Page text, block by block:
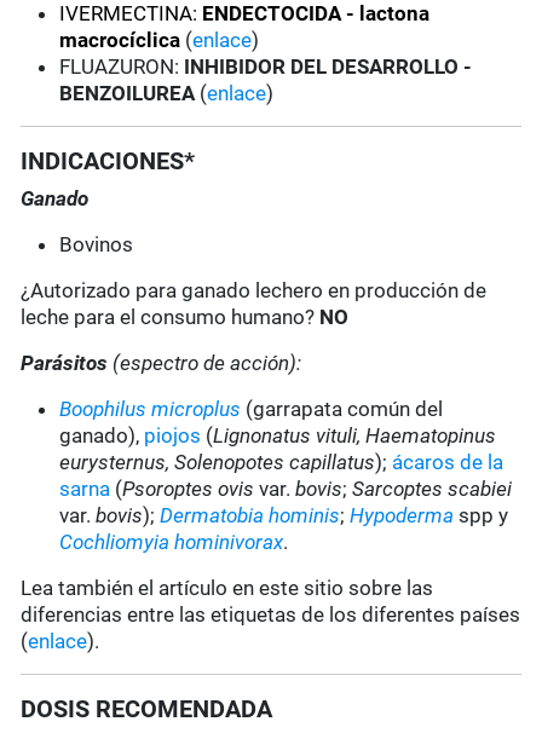
IVERMECTINA: ENDECTOCIDA - lactona
macrocíclica (enlace)
FLUAZURON: INHIBIDOR DEL DESARROLLO -
BENZOILUREA (enlace)
INDICACIONES*
Ganado
Bovinos
¿Autorizado para ganado lechero en producción de
leche para el consumo humano? NO
Parásitos (espectro de acción):
Boophilus microplus (garrapata común del
ganado), piojos (Lignonatus vituli, Haematopinus
eurysternus, Solenopotes capillatus); ácaros de la
sarna (Psoroptes ovis var.bovis;Sarcoptes scabiei
var.bovis);Dermatobia hominis;Hypoderma spp y
Cochliomyia hominivorax.
Lea también el artículo en este sitio sobre las
diferencias entre las etiquetas de los diferentes países
(enlace).
DOSIS RECOMENDADA